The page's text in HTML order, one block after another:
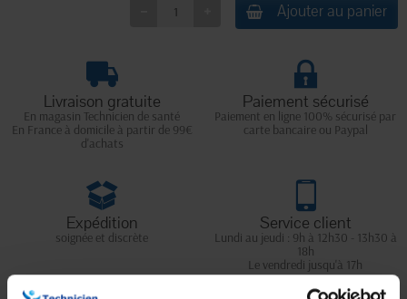
Ajouter au panier
Livraison gratuite
En magasin Technicien de santé
En France à domicile à partir de 99€
d'achats
Paiement sécurisé
Paiement en ligne 100% sécurisé par
carte bancaire ou Paypal
Expédition
soignée et discrète
Service client
Lundi au jeudi : 9h à 12h30 - 13h30 à
18h
Le vendredi jusqu'à 17h